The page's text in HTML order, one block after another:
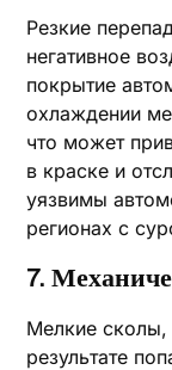
Резкие
негативное
покрытие
охлаждении
что может
в краске и
уязвимы
регионах с
7.
Мелкие
результате